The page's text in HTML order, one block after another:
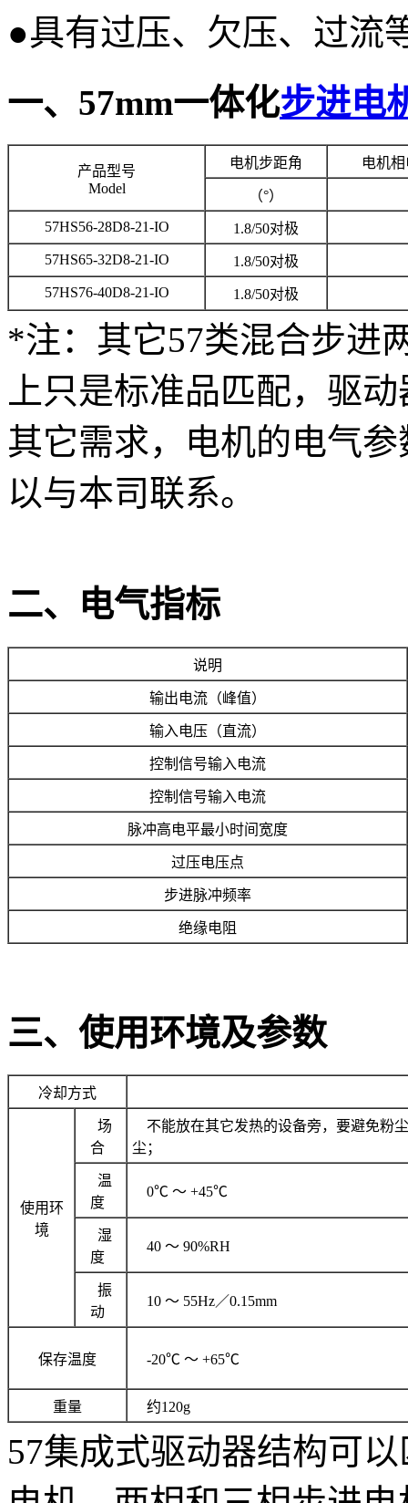
●具有过压、欠压、过流
一、57mm一体化步进电
产品型号
Model
电机步距角 电机
（°）
57HS56-28D8-21-IO
1.8/50对极
57HS65-32D8-21-IO
1.8/50对极
57HS76-40D8-21-IO
1.8/50对极
*注：其它57类混合步进
上只是标准品匹配，驱
其它需求，电机的电气
以与本司联系。
二、电气指标
说明
输出电流（峰值）
输入电压（直流）
控制信号输入电流
控制信号输入电流
脉冲高电平最小时间宽度
过压电压点
步进脉冲频率
绝缘电阻
三、使用环境及参数
冷却方式
使用环
境
场
合
不能放在其它发热的设备旁，要避免粉
尘；
温
度
0℃ ～ +45℃
湿
度
40 ～ 90%RH
振
动
10 ～ 55Hz／0.15mm
保存温度 -20℃ ～ +65℃
重量 约120g
57集成式驱动器结构可